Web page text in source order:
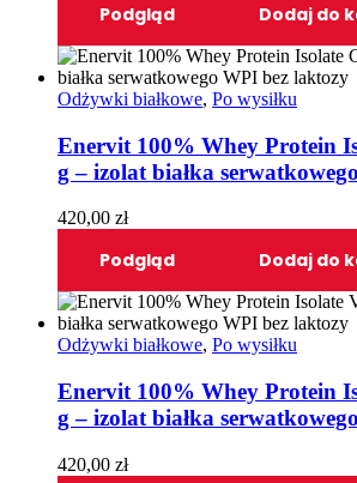
Podgląd Dodaj do
Odżywki białkowe, Po wysiłku
Enervit 100% Whey Protein
g – izolat białka
420,00 zł
Podgląd Dodaj do
Odżywki białkowe, Po wysiłku
Enervit 100% Whey Protein
g – izolat białka
420,00 zł